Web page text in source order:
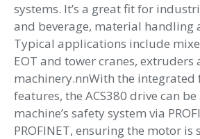
systems. It’s a great fit for
and beverage, material handling
Typical applications include
EOT and tower cranes, extruders
machinery.nnWith the
features, the ACS380 drive can
machine’s safety system via
PROFINET, ensuring the motor is